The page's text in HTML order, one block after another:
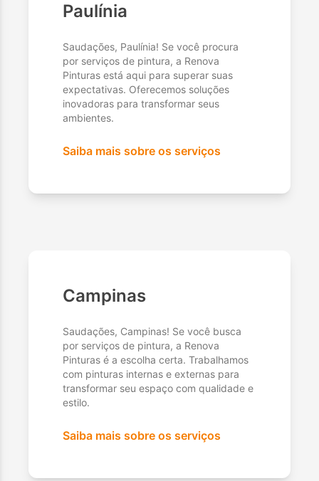
Paulínia
Saudações, Paulínia! Se você procura
por serviços de pintura, a Renova
Pinturas está aqui para superar suas
expectativas. Oferecemos soluções
inovadoras para transformar seus
ambientes.
Saiba mais sobre os serviços
Campinas
Saudações, Campinas! Se você busca
por serviços de pintura, a Renova
Pinturas é a escolha certa. Trabalhamos
com pinturas internas e externas para
transformar seu espaço com qualidade e
estilo.
Saiba mais sobre os serviços